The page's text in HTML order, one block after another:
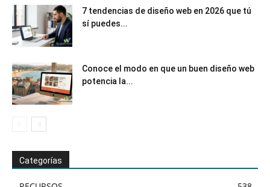
7 tendencias de diseño web en 2026 que tú
sí puedes...
Conoce el modo en que un buen diseño web
potencia la...
Categorías